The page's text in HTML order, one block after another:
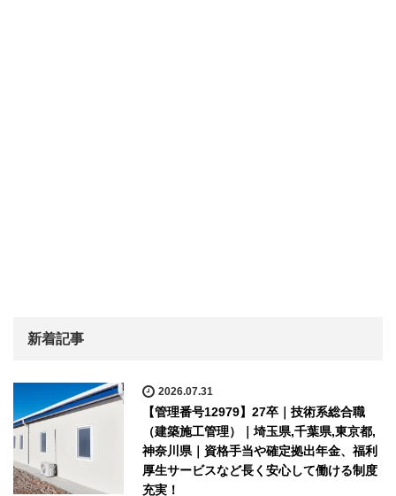
新着記事
2026.07.31
【管理番号12979】27卒｜技術系総合職
（建築施工管理）｜埼玉県,千葉県,東京都,
神奈川県｜資格手当や確定拠出年金、福利
厚生サービスなど長く安心して働ける制度
充実！